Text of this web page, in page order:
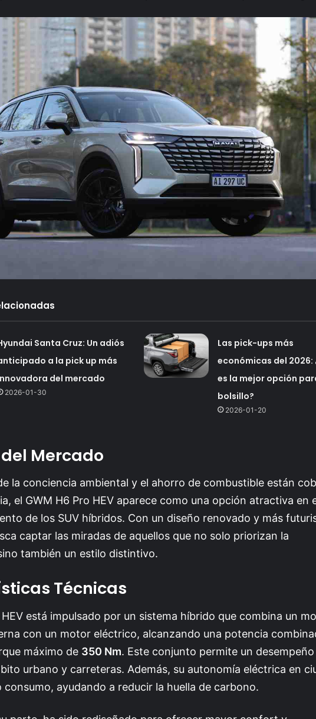
Santa Cruz: Un adiós
a la pick up más
del mercado
2026-01-30
Las pick-ups más
económicas del 2026:
es la mejor opción
bolsillo?
2026-01-20
Mercado
la conciencia ambiental y el ahorro de combustible están
el GWM H6 Pro HEV aparece como una opción atractiva en
de los SUV híbridos. Con un diseño renovado y más
captar las miradas de aquellos que no solo priorizan la
también un estilo distintivo.
Técnicas
HEV está impulsado por un sistema híbrido que combina un
con un motor eléctrico, alcanzando una potencia
máximo de 350 Nm. Este conjunto permite un desempeño
urbano y carreteras. Además, su autonomía eléctrica en
consumo, ayudando a reducir la huella de carbono.